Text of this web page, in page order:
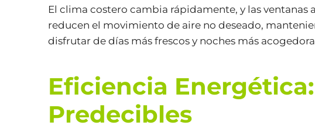
El clima costero cambia rápidamente, y las
reducen el movimiento de aire no deseado,
disfrutar de días más frescos y noches más
Eficiencia
Predecibles